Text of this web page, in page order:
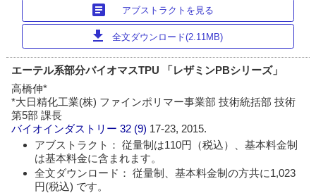
article アブストラクトを見る
download 全文ダウンロード(2.11MB)
エーテル系部分バイオマスTPU 「レザミンPBシリーズ」
高橋伸*
*大日精化工業(株) ファインポリマー事業部 技術統括部 技術
第5部 課長
バイオインダストリー 32 (9) 17-23, 2015.
アブストラクト： 従量制は110円（税込）、基本料金制
は基本料金に含まれます。
全文ダウンロード： 従量制、基本料金制の方共に1,023
円(税込) です。